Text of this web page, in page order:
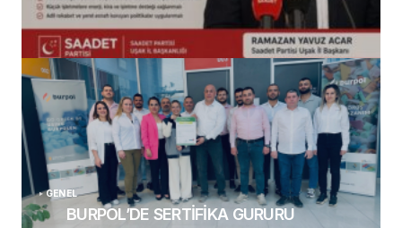
(başlıksız)
Alaattin Karahan tarafından 14/07/2026
GENEL
BURPOL’DE SERTİFİKA GURURU